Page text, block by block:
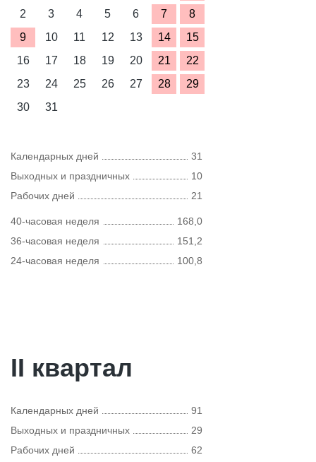
2
3 4 5 6 7
8
9
10 11 12 13 14
15
16
17 18 19 20 21
22
23
24 25 26 27 28
29
30
31
Календарных дней
31
Выходных и праздничных
10
Рабочих дней
21
40-часовая неделя
168,0
36-часовая неделя
151,2
24-часовая неделя
100,8
II квартал
Календарных дней
91
Выходных и праздничных
29
Рабочих дней
62